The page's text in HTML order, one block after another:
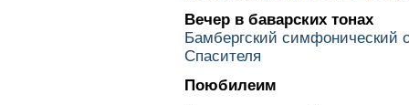
Вечер в баварских тонах
Бамбергский симфонический
Спасителя
Поюбилеим